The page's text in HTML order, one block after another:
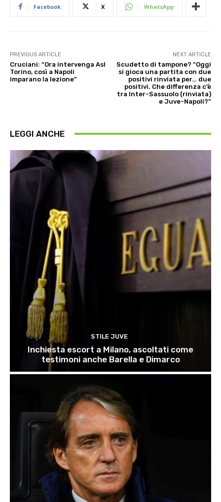
Facebook X WhatsApp
PREVIOUS ARTICLE
Cruciani: “Ora intervenga Asl
Torino, così a Napoli
imparano la lezione”
NEXT ARTICLE
Scudetto di tampone? “Oggi
si gioca una partita con due
positivi rinviata per… due
positivi. Che differenza c’è
tra Inter-Sassuolo (rinviata)
e Juve-Napoli?”
LEGGI ANCHE
STILE JUVE
Inchiesta escort a Milano, ascoltati come
testimoni anche Barella e Dimarco